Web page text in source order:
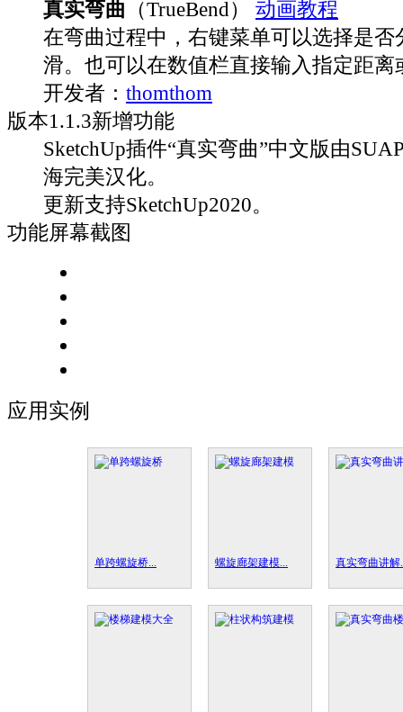
真实弯曲 （TrueBend）
动画教程
在弯曲过程中，右键菜单可以选择是否
滑。也可以在数值栏直接输入指定距离
开发者： thomthom
版本1.1.3新增功能
SketchUp插件“真实弯曲”中文版由
海完美汉化。
更新支持SketchUp2020。
功能屏幕截图
应用实例
单跨螺旋桥... 螺旋廊架建模... 真实弯曲讲解